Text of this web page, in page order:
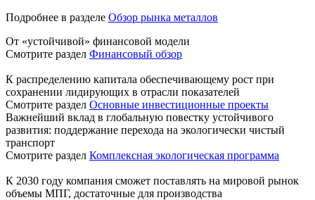
Подробнее в разделе Обзор рынка металлов
От «устойчивой» финансовой модели
Смотрите раздел Финансовый обзор
К распределению капитала обеспечивающему рост при
сохранении лидирующих в отрасли показателей
Смотрите раздел Основные инвестиционные проекты
Важнейший вклад в глобальную повестку устойчивого
развития: поддержание перехода на экологически чистый
транспорт
Смотрите раздел Комплексная экологическая программа
К 2030 году компания сможет поставлять на мировой рынок
объемы МПГ, достаточные для производства